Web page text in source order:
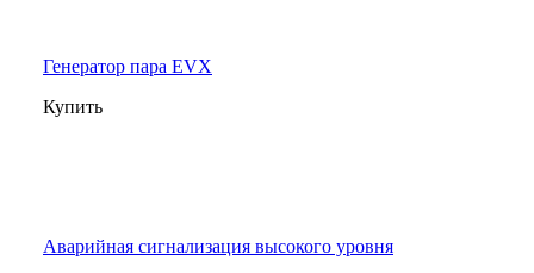
Генератор пара EVX
Купить
Аварийная сигнализация высокого уровня